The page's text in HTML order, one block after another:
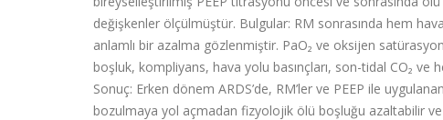
değişkenler ölçülmüştür. Bulgular: RM sonrasında hem
anlamlı bir azalma gözlenmiştir. PaO₂ ve oksijen
boşluk, kompliyans, hava yolu basınçları, son-tidal CO₂
Sonuç: Erken dönem ARDS’de, RM’ler ve PEEP ile
bozulmaya yol açmadan fizyolojik ölü boşluğu azaltabilir